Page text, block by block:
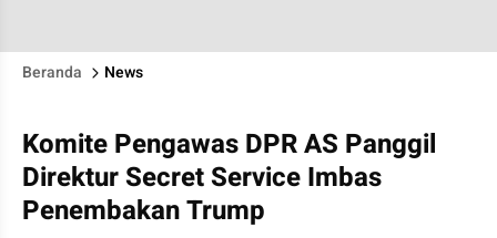
Beranda News
Komite Pengawas DPR AS Panggil
Direktur Secret Service Imbas
Penembakan Trump